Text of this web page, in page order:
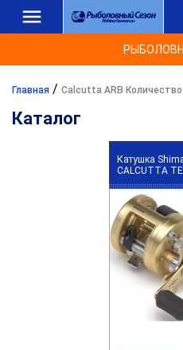
Главная / Calcutta ARB
Каталог
Катушка
CALCUTTA